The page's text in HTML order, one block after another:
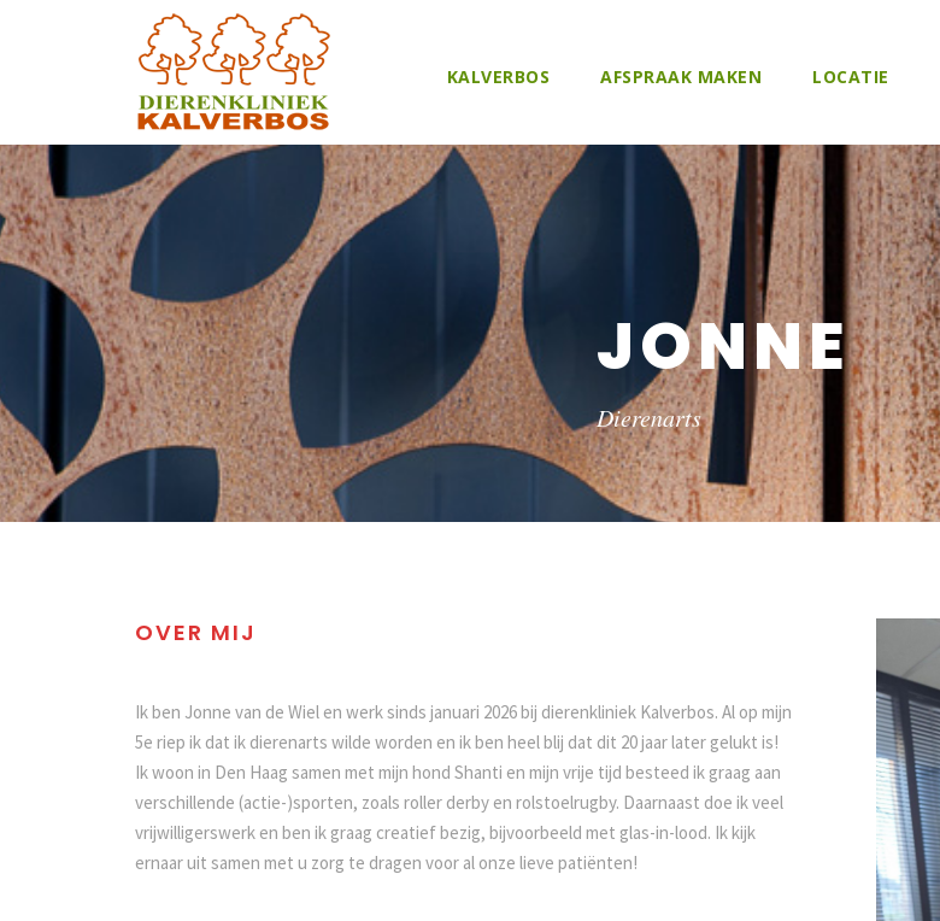
KALVERBOS AFSPRAAK MAKEN LOCATIE
JONNE
Dierenarts
OVER MIJ
Ik ben Jonne van de Wiel en werk sinds januari 2026 bij dierenkliniek Kalverbos. Al op mijn
5e riep ik dat ik dierenarts wilde worden en ik ben heel blij dat dit 20 jaar later gelukt is!
Ik woon in Den Haag samen met mijn hond Shanti en mijn vrije tijd besteed ik graag aan
verschillende (actie-)sporten, zoals roller derby en rolstoelrugby. Daarnaast doe ik veel
vrijwilligerswerk en ben ik graag creatief bezig, bijvoorbeeld met glas-in-lood. Ik kijk
ernaar uit samen met u zorg te dragen voor al onze lieve patiënten!